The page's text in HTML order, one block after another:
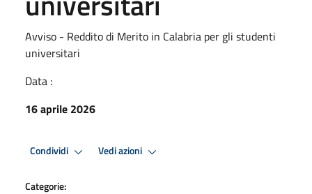
Avviso - Reddito di Merito in Calabria per gli studenti
universitari
Data :
16 aprile 2026
Condividi Vedi azioni
Categorie: